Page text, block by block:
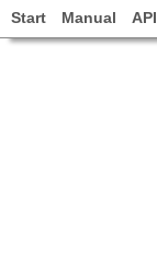
Start Manual API